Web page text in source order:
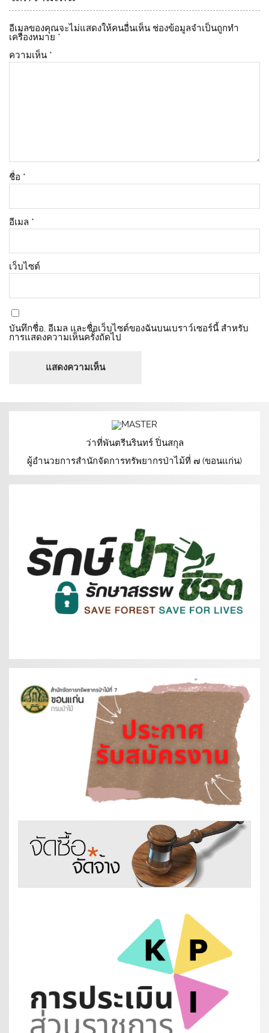
อีเมลของคุณจะไม่แสดงให้คนอื่นเห็น ช่องข้อมูลจำเป็นถูกทำ
เครื่องหมาย *
ความเห็น *
ชื่อ *
อีเมล *
เว็บไซต์
บันทึกชื่อ, อีเมล และชื่อเว็บไซต์ของฉันบนเบราว์เซอร์นี้ สำหรับ
การแสดงความเห็นครั้งถัดไป
ว่าที่พันตรีนรินทร์ ปิ่นสกุล
ผู้อำนวยการสำนักจัดการทรัพยากรป่าไม้ที่ ๗ (ขอนแก่น)